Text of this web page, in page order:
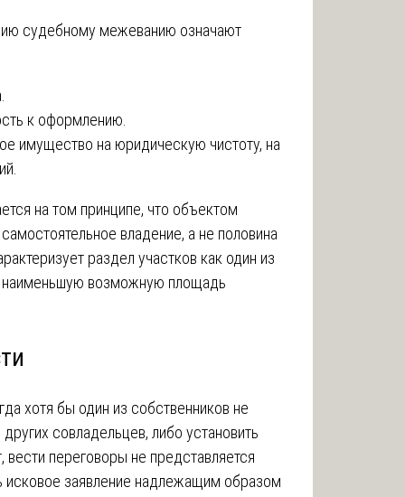
судебному межеванию означают
к оформлению.
имущество на юридическую чистоту, на
на том принципе, что объектом
владение, а не половина
раздел участков как один из
наименьшую возможную площадь
хотя бы один из собственников не
совладельцев, либо установить
переговоры не представляется
заявление надлежащим образом